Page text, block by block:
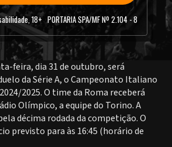
18+ PORTARIA SPA/MF Nº 2.104 - 8
feira, dia 31 de outubro, será
da Série A, o Campeonato Italiano
2025. O time da Roma receberá
Olímpico, a equipe do Torino. A
décima rodada da competição. O
previsto para às 16:45 (horário de